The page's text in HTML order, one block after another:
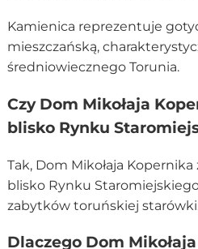
Kamienica reprezentuje
mieszczańską,
średniowiecznego Torunia.
Czy Dom Mikołaja
blisko Rynku
Tak, Dom Mikołaja
blisko Rynku
zabytków toruńskiej
Dlaczego Dom